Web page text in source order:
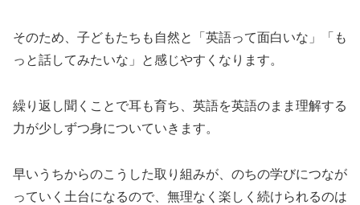
そのため、子どもたちも自然と「英語って面白いな」「も
っと話してみたいな」と感じやすくなります。
繰り返し聞くことで耳も育ち、英語を英語のまま理解する
力が少しずつ身についていきます。
早いうちからのこうした取り組みが、のちの学びにつなが
っていく土台になるので、無理なく楽しく続けられるのは